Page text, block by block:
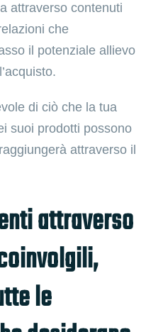
attraverso contenuti
che
il potenziale allievo
di ciò che la tua
suoi prodotti possono
attraverso il
attraverso
le